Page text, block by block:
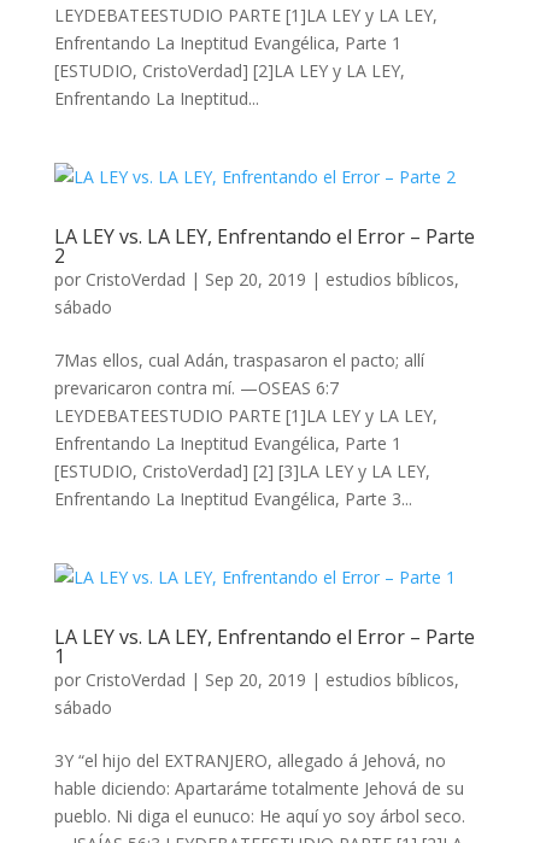
LEYDEBATEESTUDIO PARTE [1]LA LEY y LA LEY,
Enfrentando La Ineptitud Evangélica, Parte 1
[ESTUDIO, CristoVerdad] [2]LA LEY y LA LEY,
Enfrentando La Ineptitud...
LA LEY vs. LA LEY, Enfrentando el Error – Parte
2
por CristoVerdad | Sep 20, 2019 | estudios bíblicos,
sábado
7Mas ellos, cual Adán, traspasaron el pacto; allí
prevaricaron contra mí. —OSEAS 6:7
LEYDEBATEESTUDIO PARTE [1]LA LEY y LA LEY,
Enfrentando La Ineptitud Evangélica, Parte 1
[ESTUDIO, CristoVerdad] [2] [3]LA LEY y LA LEY,
Enfrentando La Ineptitud Evangélica, Parte 3...
LA LEY vs. LA LEY, Enfrentando el Error – Parte
1
por CristoVerdad | Sep 20, 2019 | estudios bíblicos,
sábado
3Y “el hijo del EXTRANJERO, allegado á Jehová, no
hable diciendo: Apartaráme totalmente Jehová de su
pueblo. Ni diga el eunuco: He aquí yo soy árbol seco.